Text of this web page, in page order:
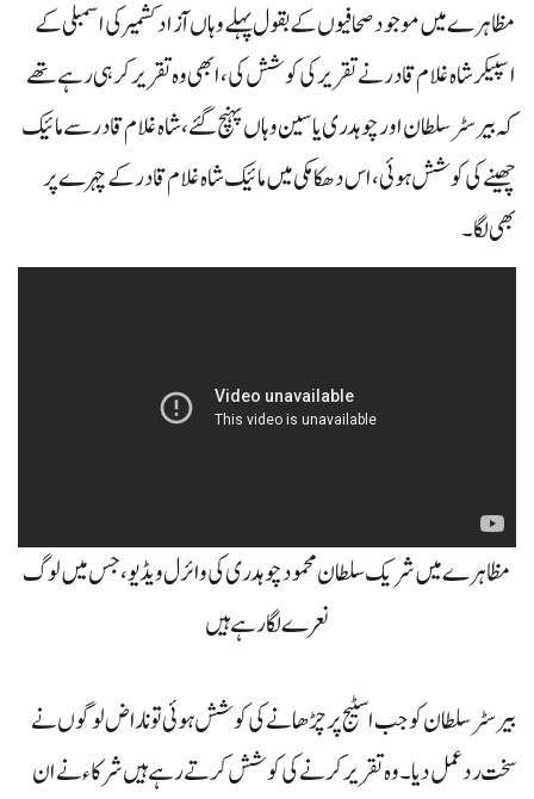
مظاہرے میں موجود صحافیوں کے بقول پہلے وہاں آزادکشمیر کی اسمبلی کے
اسپیکر شاہ غلام قادر نے تقریر کی کوشش کی ، ابھی وہ تقریر کر ہی رہے تھے
کہ بیرسٹر سلطان اور چوہدری یاسین وہاں پہنچ گئے ، شاہ غلام قادر سے مائیک
چھینے کی کوشش ہوئی ، اس دھکا مکی میں مائیک شاہ غلام قادر کے چہرے پر
بھی لگا ۔
مظاہرے میں شریک سلطان محمود چوہدری کی وائرل ویڈیو، جس میں لوگ
نعرے لگا رہے ہیں
بیرسٹر سلطان کو جب اسٹیج پر چڑھانے کی کوشش ہوئی تو ناراض لوگوں نے
سخت ردعمل دیا ۔ وہ تقریر کرنے کی کوشش کرتے رہے ہیں شرکاء نے ان